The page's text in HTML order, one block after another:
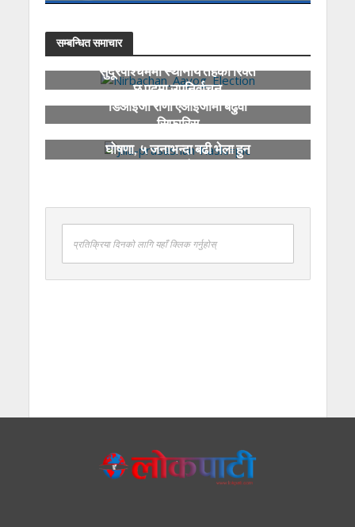
सम्बन्धित समाचार
सुदूरपश्चिममा स्थानीय तहका रिक्त
छ पदमा उपनिर्वाचन
डिआईजी राणा एआईजीमा बढुवा
सिफारिस
घोषणा, ५ जनाभन्दा बढी भेला हुन
प्रतिक्रिया दिनको लागि यहाँ क्लिक गर्नुहोस्